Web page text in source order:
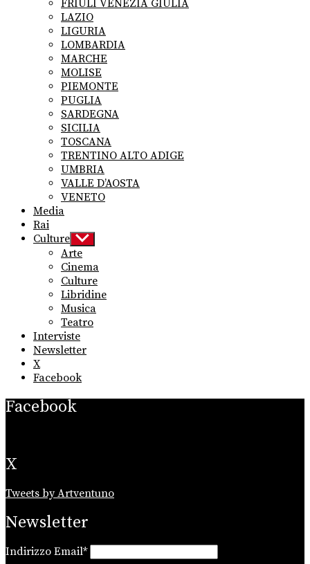
FRIULI VENEZIA GIULIA
LAZIO
LIGURIA
LOMBARDIA
MARCHE
MOLISE
PIEMONTE
PUGLIA
SARDEGNA
SICILIA
TOSCANA
TRENTINO ALTO ADIGE
UMBRIA
VALLE D’AOSTA
VENETO
Media
Rai
Culture Show
sub
menu
Arte
Cinema
Culture
Libridine
Musica
Teatro
Interviste
Newsletter
X
Facebook
Facebook
X
Tweets by Artventuno
Newsletter
Indirizzo Email*